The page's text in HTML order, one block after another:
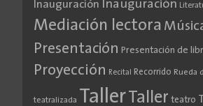
Inauguración Inauguración
Mediación lectora
Presentación Presentación de
Proyección Recital Recorrido Rueda
teatralizada Taller Taller teatro